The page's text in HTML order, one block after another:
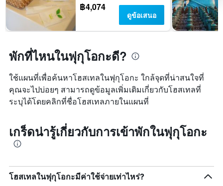
฿4,074
ดูข้อเสนอ
พักที่ไหนในฟุกุโอกะดี?
ใช้แผนที่เพื่อค้นหาโฮสเทลในฟุกุโอกะ ใกล้จุดที่น่าสนใจที่
คุณจะไปบ่อยๆ สามารถดูข้อมูลเพิ่มเติมเกี่ยวกับโฮสเทลที่
ระบุได้โดยคลิกที่ชื่อโฮสเทลภายในแผนที่
เกร็ดน่ารู้เกี่ยวกับการเข้าพักในฟุกุโอกะ
โฮสเทลในฟุกุโอกะมีค่าใช้จ่ายเท่าไหร่?